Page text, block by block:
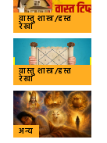
वास्तु शास्त्र/हस्त
रेखा
वास्तु शास्त्र/हस्त
रेखा
अन्य